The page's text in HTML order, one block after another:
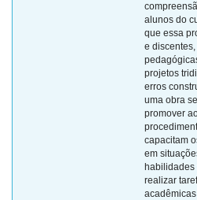
alunos do
que essa
e
projetos
erros
uma obra
promover
capacitam
em
realizar